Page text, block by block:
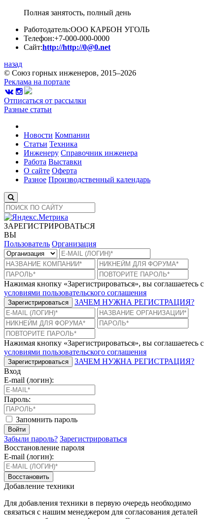
Полная занятость, полный день
Работодатель:ООО КАРБОН УГОЛЬ
Телефон:+7-000-000-0000
Сайт:http://http://0@0.net
назад
© Союз горных инженеров, 2015–2026
Реклама на портале
Отписаться от рассылки
Разные статьи
Новости Компании
Статьи Техника
Инженеру Справочник инженера
Работа Выставки
О сайте Оферта
Разное Производственный календарь
ЗАРЕГИСТРИРОВАТЬСЯ
ВЫ
Пользователь Организация
Нажимая кнопку «Зарегистрироваться», вы соглашаетесь с
условиями пользовательского соглашения
Зарегистрироваться ЗАЧЕМ НУЖНА РЕГИСТРАЦИЯ?
Нажимая кнопку «Зарегистрироваться», вы соглашаетесь с
условиями пользовательского соглашения
Зарегистрироваться
ЗАЧЕМ НУЖНА РЕГИСТРАЦИЯ?
Вход
E-mail (логин):
Пароль:
Запомнить пароль
Войти
Забыли пароль? Зарегистрироваться
Восстановление пароля
E-mail (логин):
Восстановить
Добавление техники
Для добавления техники в первую очередь необходимо
связаться с нашим менеджером для согласования деталей